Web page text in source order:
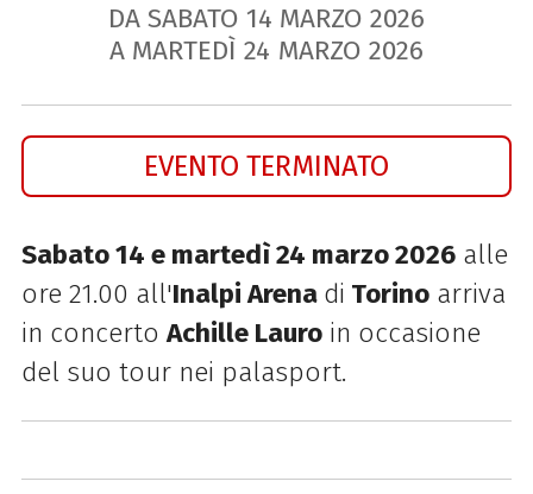
DA SABATO 14 MARZO 2026
A MARTEDÌ 24 MARZO 2026
EVENTO TERMINATO
Sabato 14 e martedì 24 marzo 2026alle
ore 21.00 all'Inalpi Arena di Torinoarriva
in concertoAchille Lauroin occasione
del suo tour nei palasport.